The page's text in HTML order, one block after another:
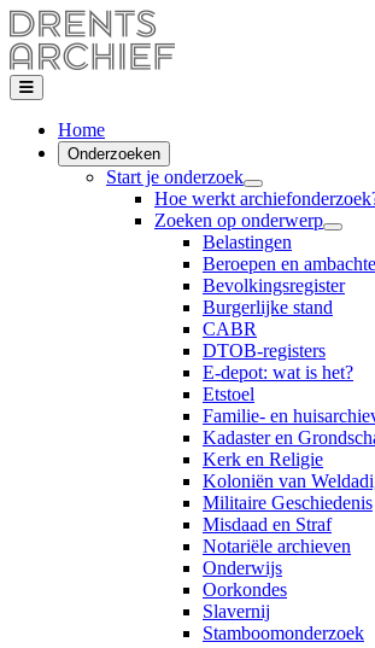
Home
Onderzoeken
Start je onderzoek
Hoe werkt
Zoeken op onderwerp
Belastingen
Beroepen en
Bevolkingsregister
Burgerlijke stand
CABR
DTOB-registers
E-depot: wat is het?
Etstoel
Familie- en
Kadaster en
Kerk en Religie
Koloniën van
Militaire Geschiedenis
Misdaad en Straf
Notariële archieven
Onderwijs
Oorkondes
Slavernij
Stamboomonderzoek